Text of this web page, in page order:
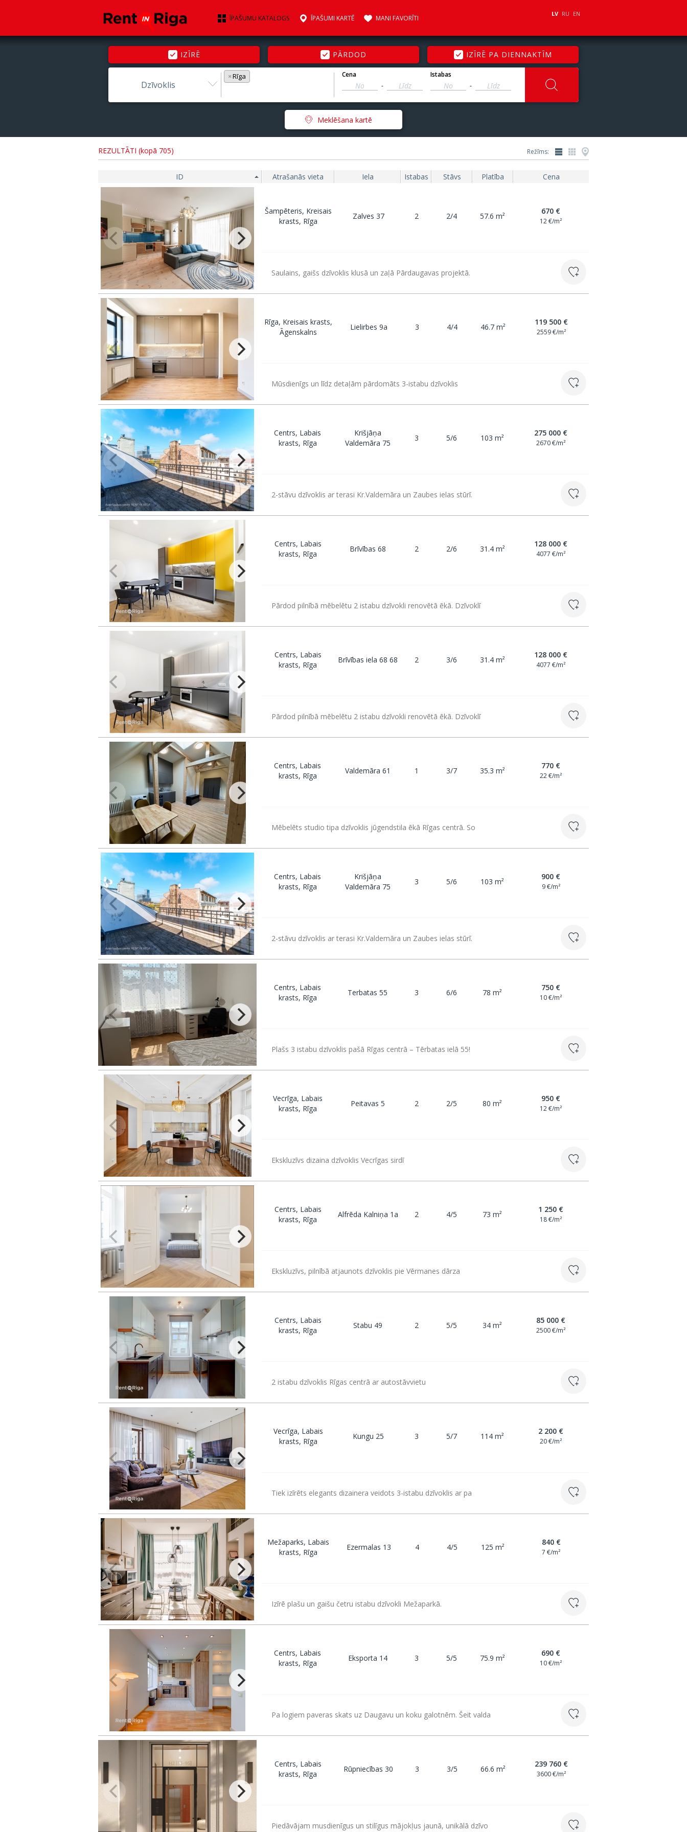
ĪPAŠUMU KATALOGS ĪPAŠUMI KARTĒ MANI FAVORĪTI
LV RU EN
IZĪRĒ PĀRDOD IZĪRĒ PA DIENNAKTĪM
Dzīvoklis
×Rīga
Cena
-
Istabas
-
Meklēšana kartē
REZULTĀTI (kopā 705) Režīms:
ID Atrašanās vieta Iela Istabas Stāvs Platība Cena
Šampēteris, Kreisais
krasts, Rīga
Zalves 37 2 2/4 57.6 m²
670 €
12 €/m²
Saulains, gaišs dzīvoklis klusā un zaļā Pārdaugavas projektā.
Rīga, Kreisais krasts,
Āgenskalns
Lielirbes 9a 3 4/4 46.7 m²
119 500 €
2559 €/m²
Mūsdienīgs un līdz detaļām pārdomāts 3-istabu dzīvoklis
Centrs, Labais
krasts, Rīga
Krišjāņa
Valdemāra 75
3 5/6 103 m²
275 000 €
2670 €/m²
2-stāvu dzīvoklis ar terasi Kr.Valdemāra un Zaubes ielas stūrī.
Centrs, Labais
krasts, Rīga
Brīvības 68 2 2/6 31.4 m²
128 000 €
4077 €/m²
Pārdod pilnībā mēbelētu 2 istabu dzīvokli renovētā ēkā. Dzīvoklī
Centrs, Labais
krasts, Rīga
Brīvības iela 68 68 2 3/6 31.4 m²
128 000 €
4077 €/m²
Pārdod pilnībā mēbelētu 2 istabu dzīvokli renovētā ēkā. Dzīvoklī
Centrs, Labais
krasts, Rīga
Valdemāra 61 1 3/7 35.3 m²
770 €
22 €/m²
Mēbelēts studio tipa dzīvoklis jūgendstila ēkā Rīgas centrā. So
Centrs, Labais
krasts, Rīga
Krišjāņa
Valdemāra 75
3 5/6 103 m²
900 €
9 €/m²
2-stāvu dzīvoklis ar terasi Kr.Valdemāra un Zaubes ielas stūrī.
Centrs, Labais
krasts, Rīga
Terbatas 55 3 6/6 78 m²
750 €
10 €/m²
Plašs 3 istabu dzīvoklis pašā Rīgas centrā – Tērbatas ielā 55!
Vecrīga, Labais
krasts, Rīga
Peitavas 5 2 2/5 80 m²
950 €
12 €/m²
Ekskluzīvs dizaina dzīvoklis Vecrīgas sirdī
Centrs, Labais
krasts, Rīga
Alfrēda Kalniņa 1a 2 4/5 73 m²
1 250 €
18 €/m²
Ekskluzīvs, pilnībā atjaunots dzīvoklis pie Vērmanes dārza
Centrs, Labais
krasts, Rīga
Stabu 49 2 5/5 34 m²
85 000 €
2500 €/m²
2 istabu dzīvoklis Rīgas centrā ar autostāvvietu
Vecrīga, Labais
krasts, Rīga
Kungu 25 3 5/7 114 m²
2 200 €
20 €/m²
Tiek izīrēts elegants dizainera veidots 3-istabu dzīvoklis ar pa
Mežaparks, Labais
krasts, Rīga
Ezermalas 13 4 4/5 125 m²
840 €
7 €/m²
Izīrē plašu un gaišu četru istabu dzīvokli Mežaparkā.
Centrs, Labais
krasts, Rīga
Eksporta 14 3 5/5 75.9 m²
690 €
10 €/m²
Pa logiem paveras skats uz Daugavu un koku galotnēm. Šeit valda
Centrs, Labais
krasts, Rīga
Rūpniecības 30 3 3/5 66.6 m²
239 760 €
3600 €/m²
Piedāvājam musdienīgus un stilīgus mājokļus jaunā, unikālā dzīvo